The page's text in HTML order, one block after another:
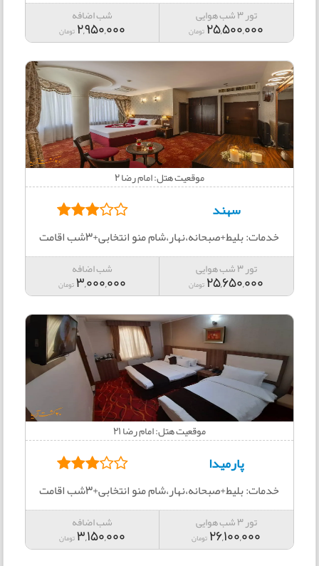
تور 3 شب هوایی
25,500,000 تومان
شب اضافه
2,950,000 تومان
موقعیت هتل: امام رضا 2
سهند
خدمات: بلیط+صبحانه،نهار،شام منو انتخابی+3شب اقامت
تور 3 شب هوایی
25,650,000 تومان
شب اضافه
3,000,000تومان
موقعیت هتل: امام رضا 21
پارمیدا
خدمات: بلیط+صبحانه،نهار،شام منو انتخابی+3شب اقامت
تور 3 شب هوایی
26,100,000تومان
شب اضافه
3,150,000تومان